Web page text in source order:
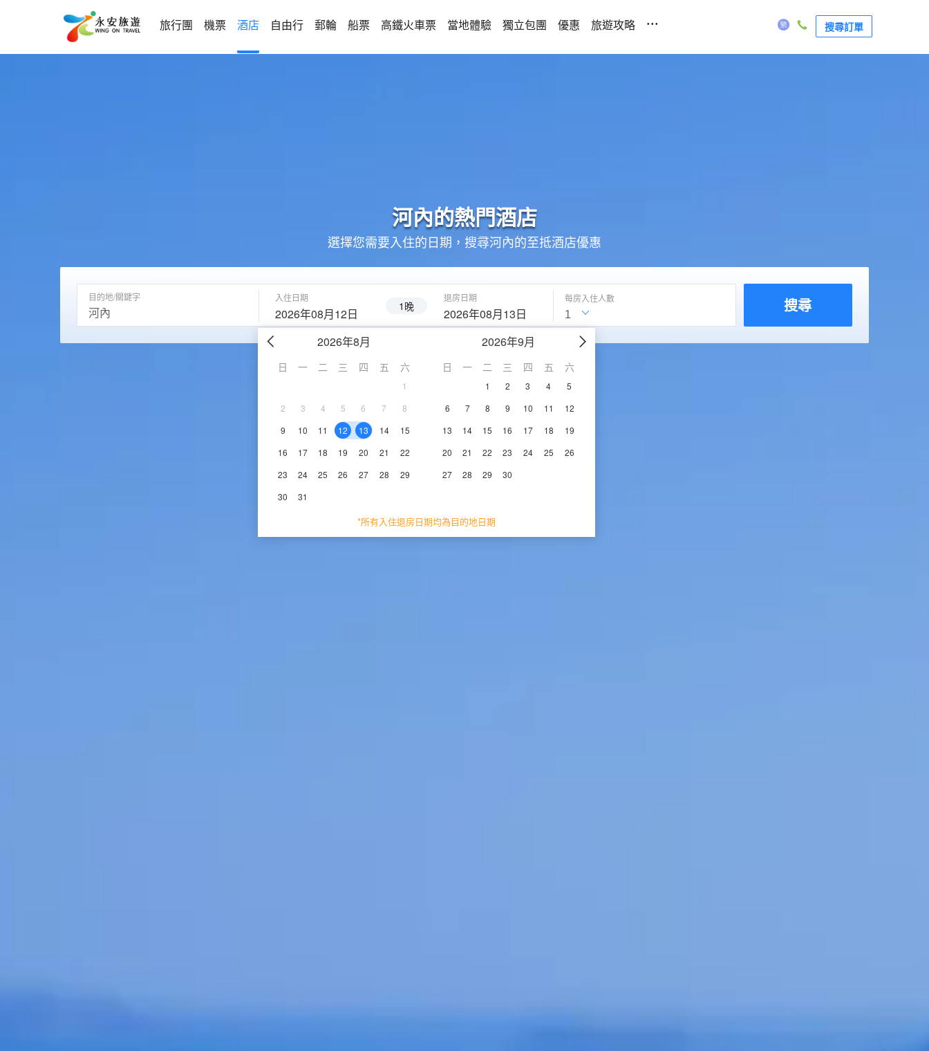
旅行團 機票 酒店 自由行 郵輪 船票 高鐵火車票 當地體驗 獨立包團 優惠 旅遊攻略 ... 搜尋訂單
河內的熱門酒店
選擇您需要入住的日期，搜尋河內的至抵酒店優惠
目的地/關鍵字 入住日期
2026年08月12日 1晚
退房日期
2026年08月13日
2026年8月
日 一 二 三 四 五 六
1
2
3 4 5 6 7
8
9
10 11 12 13 14
15
16
17 18 19 20 21
22
23
24 25 26 27 28
29
30
31
2026年9月
日 一 二 三 四 五 六
1 2 3 4
5
6
7 8 9 10 11
12
13
14 15 16 17 18
19
20
21 22 23 24 25
26
27
28 29 30
*所有入住退房日期均為目的地日期
每房入住人數 搜尋